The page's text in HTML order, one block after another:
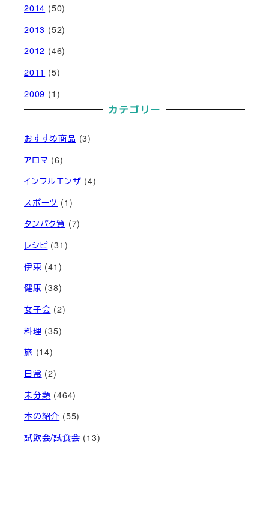
2014 (50)
2013 (52)
2012 (46)
2011 (5)
2009 (1)
カテゴリー
おすすめ商品 (3)
アロマ (6)
インフルエンザ (4)
スポーツ (1)
タンパク質 (7)
レシピ(31)
伊東 (41)
健康 (38)
女子会 (2)
料理 (35)
旅 (14)
日常 (2)
未分類 (464)
本の紹介 (55)
試飲会/試食会 (13)